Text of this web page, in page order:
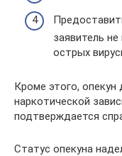
заявитель
острых
Кроме этого,
наркотической
подтверждается
Статус опекуна